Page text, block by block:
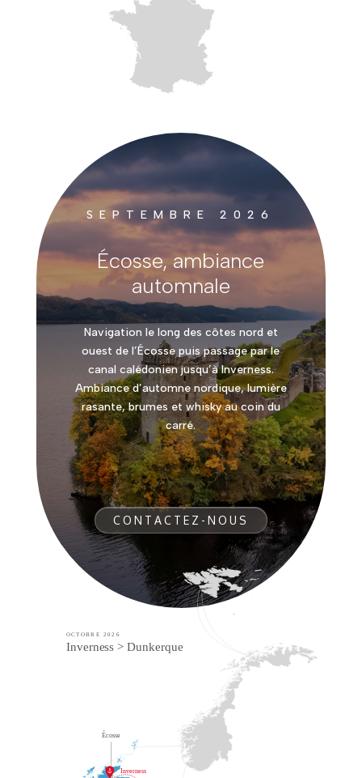
SEPTEMBRE 2026
Écosse, ambiance
automnale
Navigation le long des côtes nord et
ouest de l’Écosse puis passage par le
canal calédonien jusqu’à Inverness.
Ambiance d’automne nordique, lumière
rasante, brumes et whisky au coin du
carré.
CONTACTEZ-NOUS